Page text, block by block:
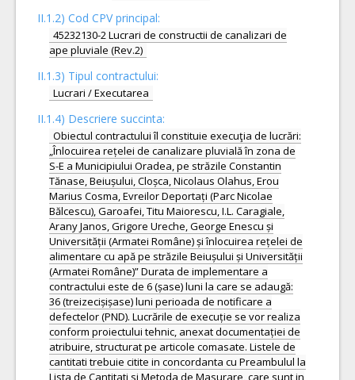
II.1.2) Cod CPV principal:
45232130-2 Lucrari de constructii de canalizari de
ape pluviale (Rev.2)
II.1.3) Tipul contractului:
Lucrari / Executarea
II.1.4) Descriere succinta:
Obiectul contractului îl constituie execuţia de lucrări:
„Înlocuirea rețelei de canalizare pluvială în zona de
S-E a Municipiului Oradea, pe străzile Constantin
Tănase, Beiușului, Cloșca, Nicolaus Olahus, Erou
Marius Cosma, Evreilor Deportați (Parc Nicolae
Bălcescu), Garoafei, Titu Maiorescu, I.L. Caragiale,
Arany Janos, Grigore Ureche, George Enescu și
Universității (Armatei Române) și înlocuirea rețelei de
alimentare cu apă pe străzile Beiușului și Universității
(Armatei Române)” Durata de implementare a
contractului este de 6 (șase) luni la care se adaugă:
36 (treizecișișase) luni perioada de notificare a
defectelor (PND). Lucrările de execuție se vor realiza
conform proiectului tehnic, anexat documentației de
atribuire, structurat pe articole comasate. Listele de
cantitati trebuie citite in concordanta cu Preambulul la
Lista de Cantitati si Metoda de Masurare, care sunt in